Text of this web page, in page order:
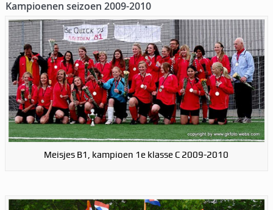
Kampioenen seizoen 2009-2010
Meisjes B1, kampioen 1e klasse C 2009-2010